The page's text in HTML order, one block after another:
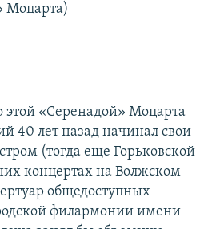
Моцарта)
«Серенадой» Моцарта
40 лет назад начинал свои
(тогда еще Горьковской
концертах на Волжском
общедоступных
филармонии имени